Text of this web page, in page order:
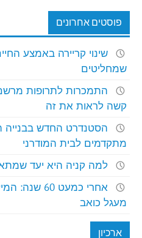
פוסטים אחרונים
שינוי קריירה באמצע
שמחליטים
התמכרות לתרופות
קשה לראות את זה
הסטנדרט החדש בבנייה
מתקדמים לבית המודרני
למה קניה היא יעד
אחרי כמעט
מעגל כואב
ארכיון